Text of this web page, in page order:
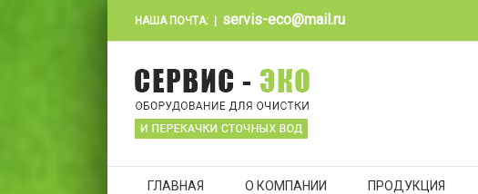
НАША ПОЧТА: servis-eco@mail.ru
ГЛАВНАЯ О КОМПАНИИ ПРОДУКЦИЯ